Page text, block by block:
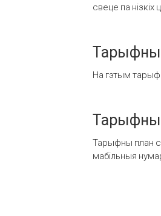
свеце па нізкіх
На гэтым
Тарыфны план
мабільныя